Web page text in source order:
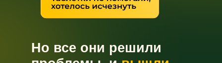
Но все они решили